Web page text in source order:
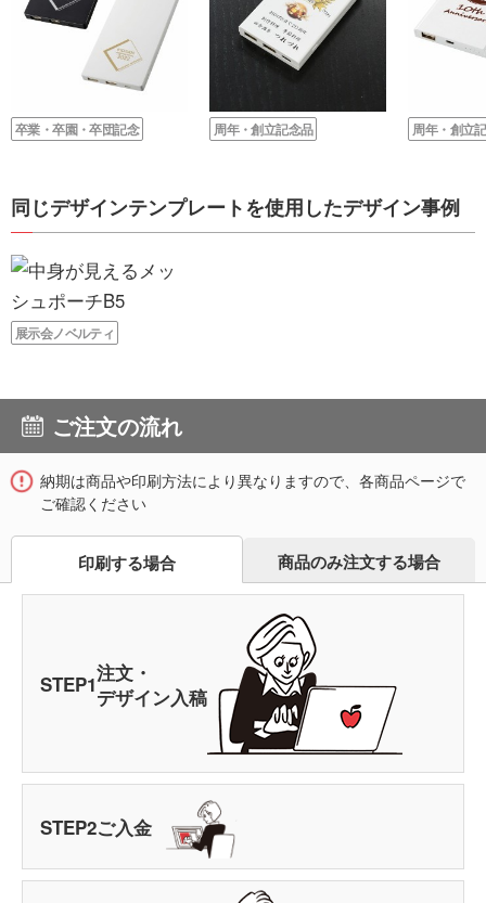
卒業・卒園・卒団記念 周年・創立記念品 周年・創立
同じデザインテンプレートを使用したデザイン事例
展示会ノベルティ
ご注文の流れ
納期は商品や印刷方法により異なりますので、各商品ページで
ご確認ください
印刷する場合 商品のみ注文する場合
STEP1注文・
デザイン入稿
STEP2ご入金